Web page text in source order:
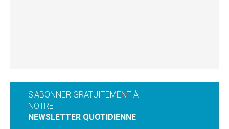
S'ABONNER GRATUITEMENT À
NOTRE
NEWSLETTER QUOTIDIENNE